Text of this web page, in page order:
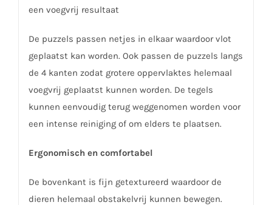
een voegvrij resultaat
De puzzels passen netjes in elkaar waardoor vlot
geplaatst kan worden. Ook passen de puzzels langs
de 4 kanten zodat grotere oppervlaktes helemaal
voegvrij geplaatst kunnen worden. De tegels
kunnen eenvoudig terug weggenomen worden voor
een intense reiniging of om elders te plaatsen.
Ergonomisch en comfortabel
De bovenkant is fijn getextureerd waardoor de
dieren helemaal obstakelvrij kunnen bewegen.